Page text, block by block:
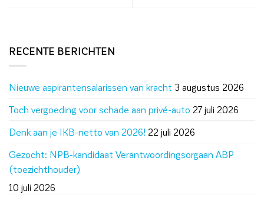
RECENTE BERICHTEN
Nieuwe aspirantensalarissen van kracht 3 augustus 2026
Toch vergoeding voor schade aan privé-auto 27 juli 2026
Denk aan je IKB-netto van 2026! 22 juli 2026
Gezocht: NPB-kandidaat Verantwoordingsorgaan ABP
(toezichthouder)
10 juli 2026